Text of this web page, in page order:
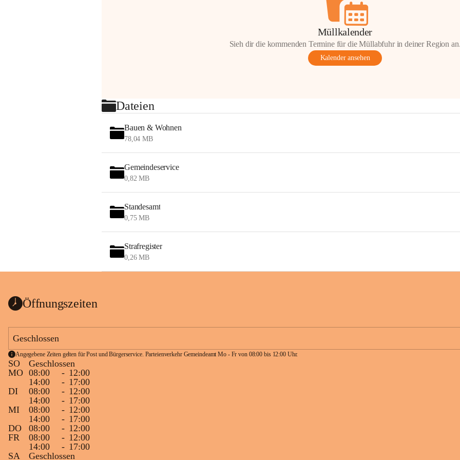
Müllkalender
Sieh dir die kommenden Termine für die Müllabfuhr in deiner Region
Kalender ansehen
Dateien
Bauen & Wohnen
78,04 MB
Gemeindeservice
0,82 MB
Standesamt
0,75 MB
Strafregister
0,26 MB
Öffnungszeiten
Geschlossen
Angegebene Zeiten gelten für Post und Bürgerservice. Parteienverkehr Gemeindeamt Mo - Fr von 08:00 bis 12:00 Uhr.
SO
Geschlossen
MO 08:00 - 12:00
14:00
- 17:00
DI
08:00 - 12:00
14:00
- 17:00
MI
08:00 - 12:00
14:00
- 17:00
DO
08:00 - 12:00
FR
08:00 - 12:00
14:00
- 17:00
SA
Geschlossen